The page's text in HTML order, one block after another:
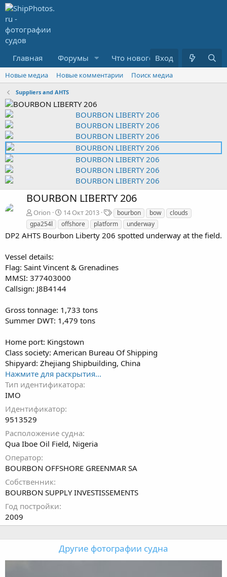
Главная Форумы Что нового? Медиа
Вход
Новые медиа Новые комментарии Поиск медиа
Suppliers and AHTS
BOURBON LIBERTY 206
Orion 14 Окт 2013
Т
е
г
и
bourbon bow
clouds
gpa254l
offshore platform underway
DP2 AHTS Bourbon Liberty 206 spotted underway at the field.
Vessel details:
Flag: Saint Vincent & Grenadines
MMSI: 377403000
Callsign: J8B4144
Gross tonnage: 1,733 tons
Summer DWT: 1,479 tons
Home port: Kingstown
Class society: American Bureau Of Shipping
Shipyard: Zhejiang Shipbuilding, China
Нажмите для раскрытия...
Тип идентификатора
IMO
Идентификатор
9513529
Расположение судна
Qua Iboe Oil Field, Nigeria
Оператор
BOURBON OFFSHORE GREENMAR SA
Собственник
BOURBON SUPPLY INVESTISSEMENTS
Год постройки
2009
Другие фотографии судна